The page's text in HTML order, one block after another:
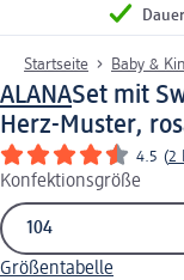
Startseite Baby &
ALANASet mit
Herz-Muster,
4.5 (2
Konfektionsgröße
Größentabelle